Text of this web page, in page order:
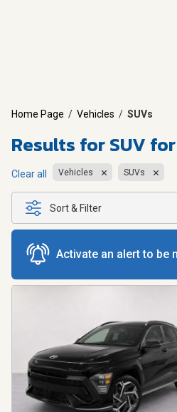
Home Page / Vehicles / SUVs
Results forSUV
Clear all Vehicles SUVs
Sort & Filter
Activate an alert to be